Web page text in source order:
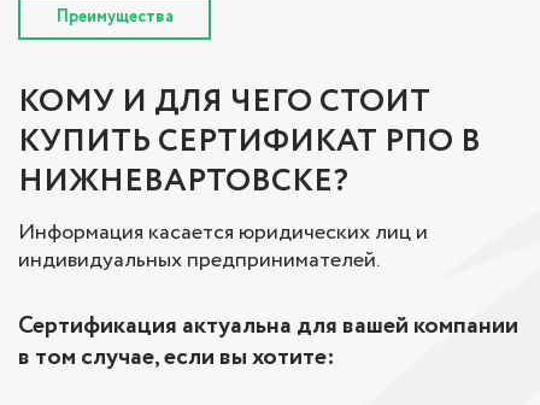
Преимущества
КОМУ И ДЛЯ ЧЕГО СТОИТ
КУПИТЬ СЕРТИФИКАТ РПО В
НИЖНЕВАРТОВСКЕ?
Информация касается юридических лиц и
индивидуальных предпринимателей.
Сертификация актуальна для вашей компании
в том случае, если вы хотите: